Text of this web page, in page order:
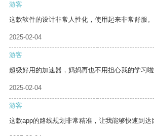
游客
这款软件的设计非常人性化，使用起来非常舒服。
2025-02-04
游客
超级好用的加速器，妈妈再也不用担心我的学习啦
2025-02-04
游客
这款app的路线规划非常精准，让我能够快速到达